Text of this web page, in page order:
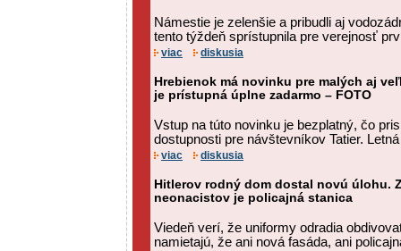
Námestie je zelenšie a pribudli aj
tento týždeň sprístupnila pre verejnosť
viac diskusia
Hrebienok má novinku pre malých aj
je prístupná úplne zadarmo – FOTO
Vstup na túto novinku je bezplatný, čo
dostupnosti pre návštevníkov Tatier.
viac diskusia
Hitlerov rodný dom dostal novú úlohu.
neonacistov je policajná stanica
Viedeň verí, že uniformy odradia
namietajú, že ani nová fasáda, ani